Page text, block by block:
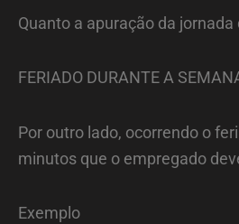
Quanto a apuração da
FERIADO DURANTE A
Por outro lado, ocorrendo o
minutos que o empregado
Exemplo